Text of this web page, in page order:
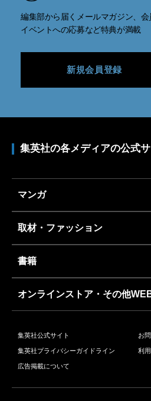
編集部から届くメールマガジン、
イベントへの応募など特典が満載
新規会員登録
集英社の各メディアの公式
マンガ
取材・ファッション
書籍
オンラインストア・その他
集英社公式サイト お
集英社プライバシーガイドライン 利
広告掲載について